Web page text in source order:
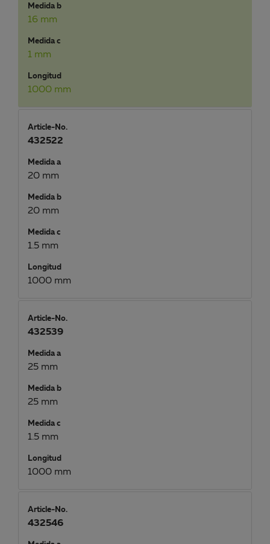
Medida b
16 mm
Medida c
1 mm
Longitud
1000 mm
Article-No.
432522
Medida a
20 mm
Medida b
20 mm
Medida c
1.5 mm
Longitud
1000 mm
Article-No.
432539
Medida a
25 mm
Medida b
25 mm
Medida c
1.5 mm
Longitud
1000 mm
Article-No.
432546